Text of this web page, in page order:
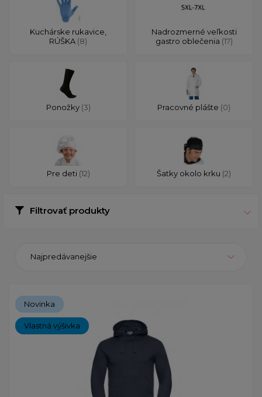
Kuchárske rukavice,
RÚŠKA (8)
Nadrozmerné veľkosti
gastro oblečenia (17)
Ponožky (3) Pracovné plášte (0)
Pre deti (12) Šatky okolo krku (2)
Filtrovať produkty
Najpredávanejšie
Novinka
Vlastná výšivka